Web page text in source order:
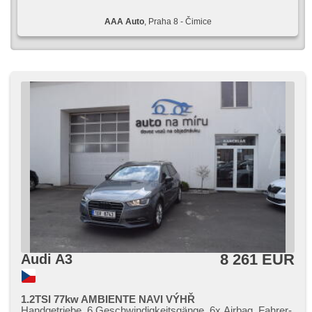
AAA Auto, Praha 8 - Čimice
Audi A3 8 261 EUR
1.2TSI 77kw AMBIENTE NAVI VÝHŘ